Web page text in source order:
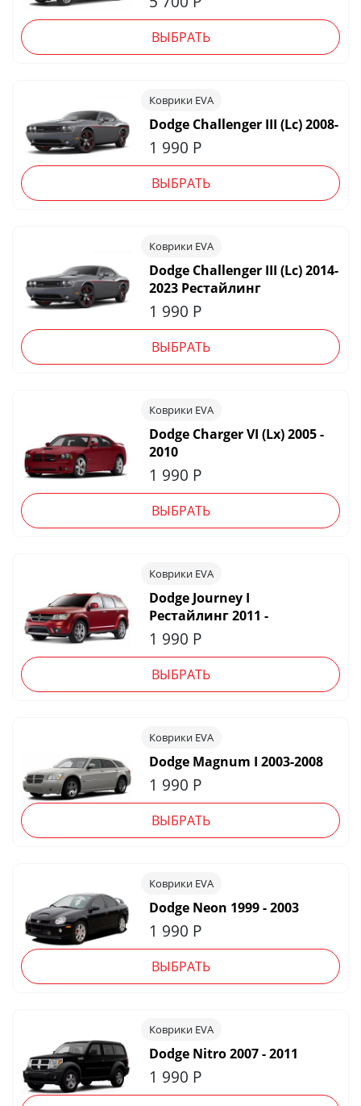
ВЫБРАТЬ
Коврики EVA
Dodge Challenger III (Lc) 2008-
1 990 Р
ВЫБРАТЬ
Коврики EVA
Dodge Challenger III (Lc) 2014-
2023 Рестайлинг
1 990 Р
ВЫБРАТЬ
Коврики EVA
Dodge Charger VI (Lx) 2005 -
2010
1 990 Р
ВЫБРАТЬ
Коврики EVA
Dodge Journey I
Рестайлинг 2011 -
1 990 Р
ВЫБРАТЬ
Коврики EVA
Dodge Magnum I 2003-2008
1 990 Р
ВЫБРАТЬ
Коврики EVA
Dodge Neon 1999 - 2003
1 990 Р
ВЫБРАТЬ
Коврики EVA
Dodge Nitro 2007 - 2011
1 990 Р